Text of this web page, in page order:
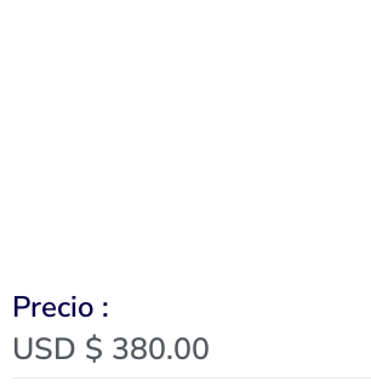
Precio :
USD $ 380.00